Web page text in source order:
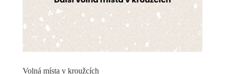
Volná místa v kroužcích